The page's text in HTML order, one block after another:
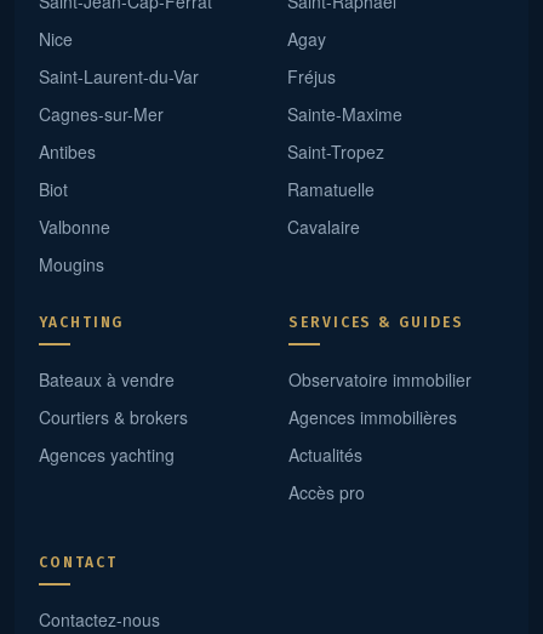
Nice
Saint-Laurent-du-Var
Cagnes-sur-Mer
Antibes
Biot
Valbonne
Mougins
Agay
Fréjus
Sainte-Maxime
Saint-Tropez
Ramatuelle
Cavalaire
YACHTING
Bateaux à vendre
Courtiers & brokers
Agences yachting
SERVICES & GUIDES
Observatoire immobilier
Agences immobilières
Actualités
Accès pro
CONTACT
Contactez-nous